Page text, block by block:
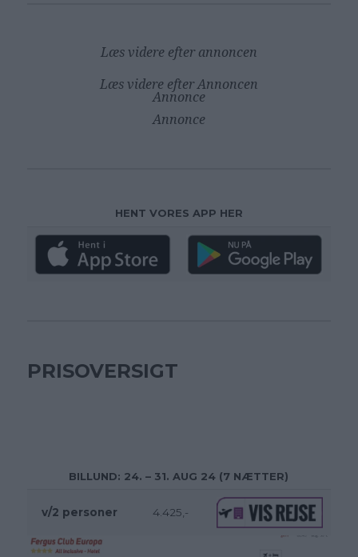
Læs videre efter annoncen
Læs videre efter Annoncen
Annonce
Annonce
HENT VORES APP HER
PRISOVERSIGT
BILLUND: 24. – 31. AUG 24 (7 NÆTTER)
v/2 personer 4.425,-